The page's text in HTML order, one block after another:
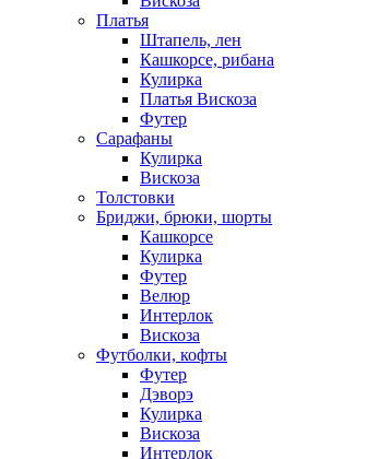
Платья
Штапель, лен
Кашкорсе, рибана
Кулирка
Платья Вискоза
Футер
Сарафаны
Кулирка
Вискоза
Толстовки
Бриджи, брюки, шорты
Кашкорсе
Кулирка
Футер
Велюр
Интерлок
Вискоза
Футболки, кофты
Футер
Дэворэ
Кулирка
Вискоза
Интерлок